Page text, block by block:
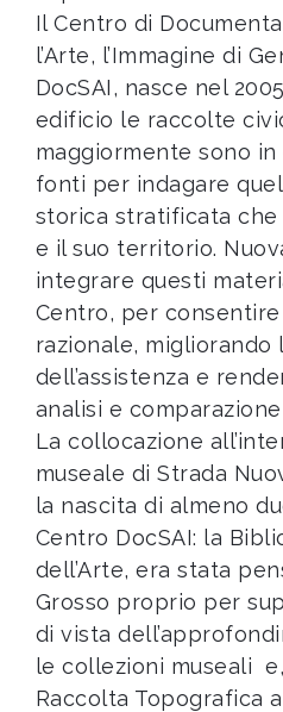
Il Centro di
l’Arte, l’Immagine di
DocSAI, nasce nel
edificio le raccolte
maggiormente sono
fonti per indagare
storica stratificata che
e il suo territorio.
integrare questi
Centro, per
razionale, migliorando
dell’assistenza e
analisi e
La collocazione
museale di Strada
la nascita di almeno
Centro DocSAI: la
dell’Arte, era stata
Grosso proprio per
di vista
le collezioni museali
Raccolta Topografica